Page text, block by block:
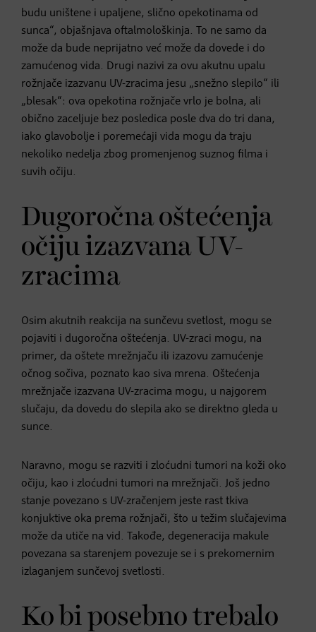
budu uništene i upaljene, slično opekotinama od
sunca“, objašnjava oftalmološkinja. To ne samo da
može da bude neprijatno već može da dovede i do
zamućenog vida. Drugi nazivi za ovu akutnu upalu
rožnjače izazvanu UV-zracima jesu „snežno slepilo“ ili
„blesak“: ova opekotina rožnjače vrlo je bolna, ali
obično zaceljuje bez posledica posle dva do tri dana,
iako glavobolje i poremećaji vida mogu da traju
nekoliko nedelja zbog promenjenog suznog filma i
suvih očiju.
Dugoročna oštećenja
očiju izazvana UV-
zracima
Osim akutnih reakcija na sunčevu svetlost, mogu se
pojaviti i dugoročna oštećenja. UV-zraci mogu, na
primer, da oštete mrežnjaču ili izazovu zamućenje
očnog sočiva, poznato kao siva mrena. Oštećenja
mrežnjače izazvana UV-zracima mogu, u najgorem
slučaju, da dovedu do slepila ako se direktno gleda u
sunce.
Naravno, mogu se razviti i zloćudni tumori na koži oko
očiju, kao i zloćudni tumori na mrežnjači. Još jedno
stanje povezano s UV-zračenjem jeste rast tkiva
konjuktive oka prema rožnjači, što u težim slučajevima
može da utiče na vid. Takođe, degeneracija makule
povezana sa starenjem povezuje se i s prekomernim
izlaganjem sunčevoj svetlosti.
Ko bi posebno trebalo